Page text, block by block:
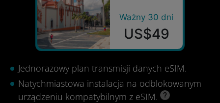
Ważny 30 dni
US$49
Jednorazowy plan transmisji danych eSIM.
Natychmiastowa instalacja na odblokowanym
urządzeniu kompatybilnym z eSIM.